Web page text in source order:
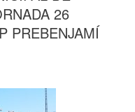
26
PREBENJAMÍ